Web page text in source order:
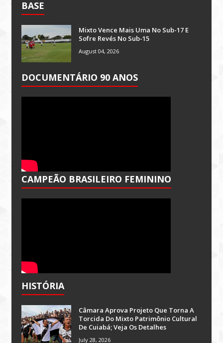
BASE
Mixto Vence Mais Uma No Sub-17 E
Sofre Revés No Sub-15
August 04, 2026
DOCUMENTÁRIO 90 ANOS
CAMPEÃO BRASILEIRO FEMININO
HISTÓRIA
Câmara Aprova Projeto Que Torna A
Torcida Do Mixto Patrimônio Cultural
De Cuiabá; Veja Os Detalhes
July 28, 2026